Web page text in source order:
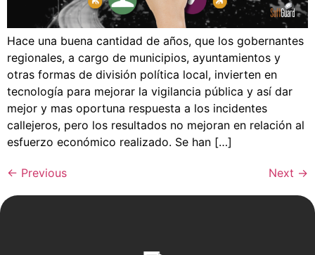
Hace una buena cantidad de años, que los gobernantes
regionales, a cargo de municipios, ayuntamientos y
otras formas de división política local, invierten en
tecnología para mejorar la vigilancia pública y así dar
mejor y mas oportuna respuesta a los incidentes
callejeros, pero los resultados no mejoran en relación al
esfuerzo económico realizado. Se han […]
← Previous Next →